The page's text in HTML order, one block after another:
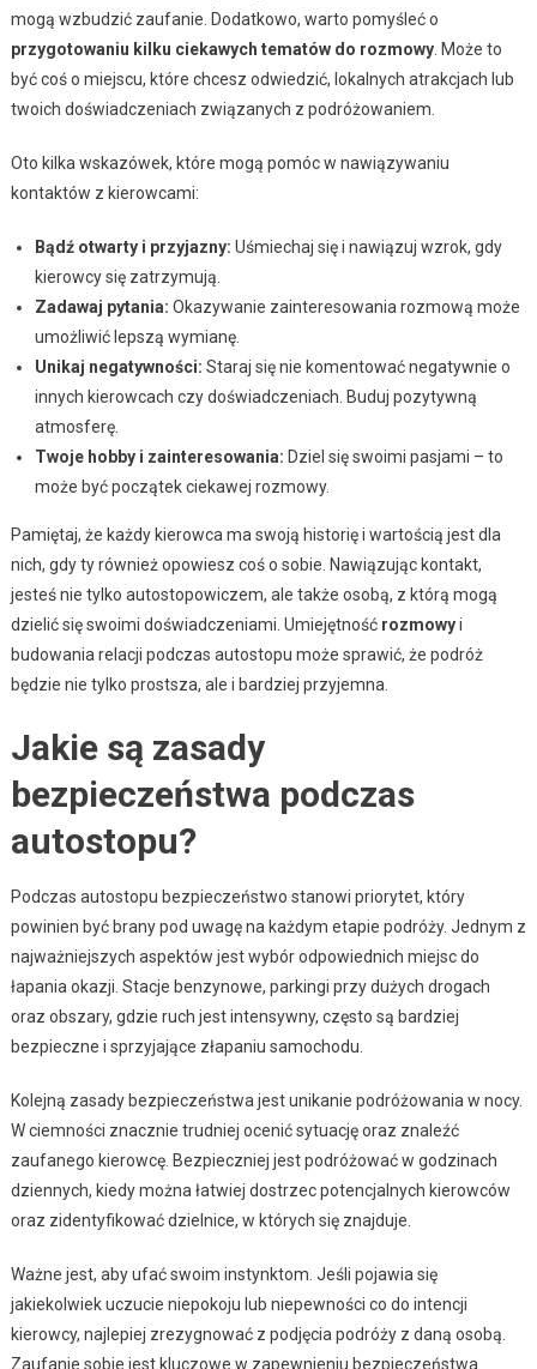
mogą wzbudzić zaufanie. Dodatkowo, warto pomyśleć o
przygotowaniu kilku ciekawych tematów do rozmowy. Może to
być coś o miejscu, które chcesz odwiedzić, lokalnych atrakcjach lub
twoich doświadczeniach związanych z podróżowaniem.
Oto kilka wskazówek, które mogą pomóc w nawiązywaniu
kontaktów z kierowcami:
Bądź otwarty i przyjazny: Uśmiechaj się i nawiązuj wzrok, gdy
kierowcy się zatrzymują.
Zadawaj pytania: Okazywanie zainteresowania rozmową może
umożliwić lepszą wymianę.
Unikaj negatywności: Staraj się nie komentować negatywnie o
innych kierowcach czy doświadczeniach. Buduj pozytywną
atmosferę.
Twoje hobby i zainteresowania: Dziel się swoimi pasjami – to
może być początek ciekawej rozmowy.
Pamiętaj, że każdy kierowca ma swoją historię i wartością jest dla
nich, gdy ty również opowiesz coś o sobie. Nawiązując kontakt,
jesteś nie tylko autostopowiczem, ale także osobą, z którą mogą
dzielić się swoimi doświadczeniami. Umiejętność rozmowyi
budowania relacji podczas autostopu może sprawić, że podróż
będzie nie tylko prostsza, ale i bardziej przyjemna.
Jakie są zasady
bezpieczeństwa podczas
autostopu?
Podczas autostopu bezpieczeństwo stanowi priorytet, który
powinien być brany pod uwagę na każdym etapie podróży. Jednym z
najważniejszych aspektów jest wybór odpowiednich miejsc do
łapania okazji. Stacje benzynowe, parkingi przy dużych drogach
oraz obszary, gdzie ruch jest intensywny, często są bardziej
bezpieczne i sprzyjające złapaniu samochodu.
Kolejną zasady bezpieczeństwa jest unikanie podróżowania w nocy.
W ciemności znacznie trudniej ocenić sytuację oraz znaleźć
zaufanego kierowcę. Bezpieczniej jest podróżować w godzinach
dziennych, kiedy można łatwiej dostrzec potencjalnych kierowców
oraz zidentyfikować dzielnice, w których się znajduje.
Ważne jest, aby ufać swoim instynktom. Jeśli pojawia się
jakiekolwiek uczucie niepokoju lub niepewności co do intencji
kierowcy, najlepiej zrezygnować z podjęcia podróży z daną osobą.
Zaufanie sobie jest kluczowe w zapewnieniu bezpieczeństwa.